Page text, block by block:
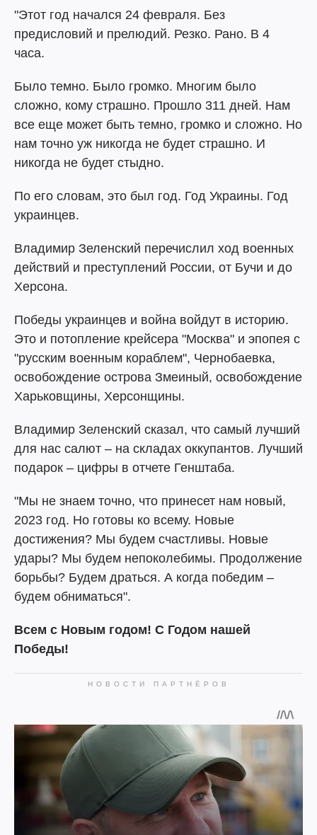
"Этот год начался 24 февраля. Без
предисловий и прелюдий. Резко. Рано. В 4
часа.
Было темно. Было громко. Многим было
сложно, кому страшно. Прошло 311 дней. Нам
все еще может быть темно, громко и сложно. Но
нам точно уж никогда не будет страшно. И
никогда не будет стыдно.
По его словам, это был год. Год Украины. Год
украинцев.
Владимир Зеленский перечислил ход военных
действий и преступлений России, от Бучи и до
Херсона.
Победы украинцев и война войдут в историю.
Это и потопление крейсера "Москва" и эпопея с
"русским военным кораблем", Чернобаевка,
освобождение острова Змеиный, освобождение
Харьковщины, Херсонщины.
Владимир Зеленский сказал, что самый лучший
для нас салют – на складах оккупантов. Лучший
подарок – цифры в отчете Генштаба.
"Мы не знаем точно, что принесет нам новый,
2023 год. Но готовы ко всему. Новые
достижения? Мы будем счастливы. Новые
удары? Мы будем непоколебимы. Продолжение
борьбы? Будем драться. А когда победим –
будем обниматься".
Всем с Новым годом! С Годом нашей
Победы!